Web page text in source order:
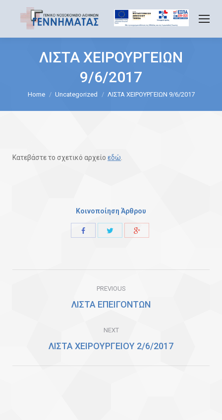
ΛΙΣΤΑ ΧΕΙΡΟΥΡΓΕΙΩΝ
9/6/2017
You are here:
Home Uncategorized ΛΙΣΤΑ ΧΕΙΡΟΥΡΓΕΙΩΝ 9/6/2017
Κατεβάστε το σχετικό αρχείο εδώ
Κοινοποίηση Άρθρου
Share
PREVIOUS
Previous
ΛΙΣΤΑ ΕΠΕΙΓΟΝΤΩΝ
NEXT
Next
ΛΙΣΤΑ ΧΕΙΡΟΥΡΓΕΙΟΥ 2/6/2017